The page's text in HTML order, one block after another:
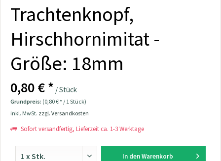
Trachtenknopf,
Hirschhornimitat -
Größe: 18mm
0,80 € * / Stück
Grundpreis: (0,80 € * / 1 Stück)
inkl. MwSt. zzgl. Versandkosten
Sofort versandfertig, Lieferzeit ca. 1-3 Werktage
In den Warenkorb